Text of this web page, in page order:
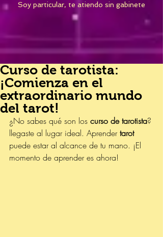
Soy particular, te atiendo sin gabinete
Curso de tarotista:
¡Comienza en el
extraordinario mundo
del tarot!
¿No sabes qué son los curso de tarotista?
llegaste al lugar ideal. Aprender tarot
puede estar al alcance de tu mano. ¡El
momento de aprender es ahora!